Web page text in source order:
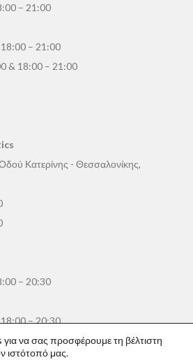
– 21:00
– 21:00
& 18:00 – 21:00
Κατερίνης - Θεσσαλονίκης,
– 20:30
– 20:30
να σας προσφέρουμε τη βέλτιστη
ιστότοπό μας.